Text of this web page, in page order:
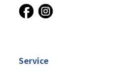
Service